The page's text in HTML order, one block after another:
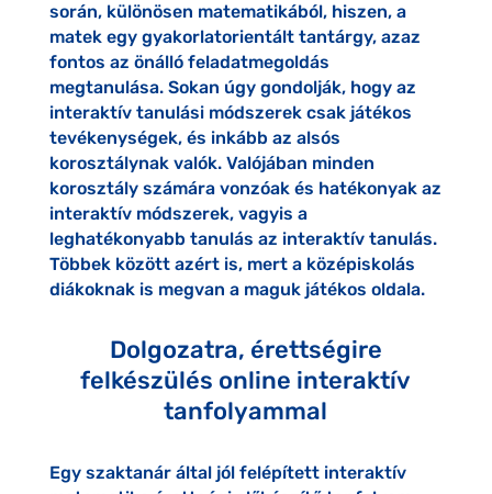
során, különösen matematikából, hiszen, a
matek egy gyakorlatorientált tantárgy, azaz
fontos az önálló feladatmegoldás
megtanulása. Sokan úgy gondolják, hogy az
interaktív tanulási módszerek csak játékos
tevékenységek, és inkább az alsós
korosztálynak valók. Valójában minden
korosztály számára vonzóak és hatékonyak az
interaktív módszerek, vagyis a
leghatékonyabb tanulás az interaktív tanulás.
Többek között azért is, mert a középiskolás
diákoknak is megvan a maguk játékos oldala.
Dolgozatra, érettségire
felkészülés online interaktív
tanfolyammal
Egy szaktanár által jól felépített interaktív